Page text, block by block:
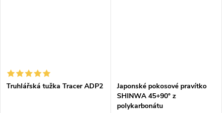
Truhlářská tužka Tracer ADP2
Japonské pokosové pravítko
SHINWA 45+90° z
polykarbonátu